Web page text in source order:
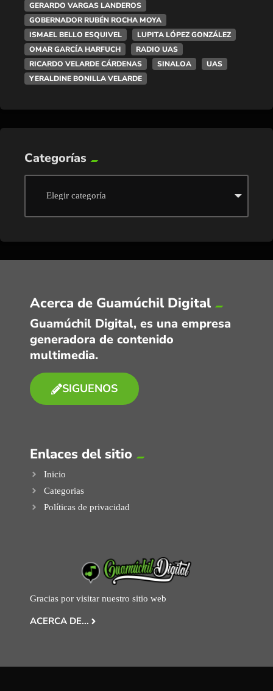
GERARDO VARGAS LANDEROS
GOBERNADOR RUBÉN ROCHA MOYA
ISMAEL BELLO ESQUIVEL
LUPITA LÓPEZ GONZÁLEZ
OMAR GARCÍA HARFUCH
RADIO UAS
RICARDO VELARDE CÁRDENAS
SINALOA
UAS
YERALDINE BONILLA VELARDE
Categorías
Acerca de Guamúchil Digital
Guamúchil Digital, es una empresa
generadora de contenido
multimedia.
SIGUENOS
Enlaces del sitio
Inicio
Categorias
Políticas de privacidad
Gracias por visitar nuestro sitio web
ACERCA DE...